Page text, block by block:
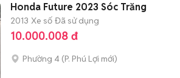
Honda Future 2023 Sóc Trăng
2013 Xe số Đã sử dụng
10.000.008 đ
Phường 4 (P. Phú Lợi mới)